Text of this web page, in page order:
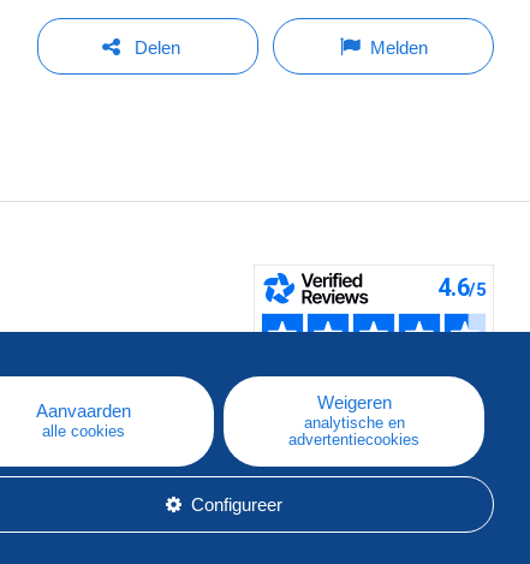
Delen Melden
Aanvaarden
alle cookies
Weigeren
analytische en
advertentiecookies
Configureer